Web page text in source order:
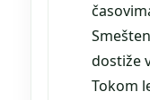
dostiže
Tokom